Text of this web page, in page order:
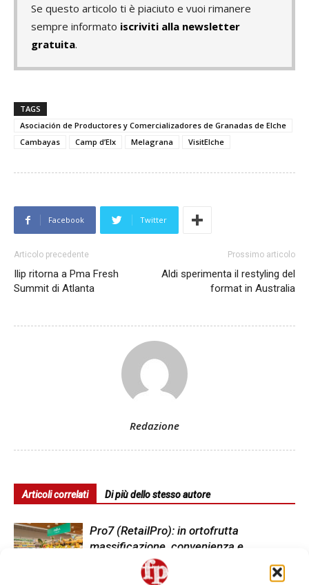
Se questo articolo ti è piaciuto e vuoi rimanere
sempre informato iscriviti alla newsletter
gratuita.
TAGS
Asociación de Productores y Comercializadores de Granadas de Elche
Cambayas
Camp d’Elx Melagrana VisitElche
Facebook Twitter
Articolo precedente
Ilip ritorna a Pma Fresh
Summit di Atlanta
Prossimo articolo
Aldi sperimenta il restyling del
format in Australia
Redazione
Articoli correlati Di più dello stesso autore
Pro7 (RetailPro): in ortofrutta
massificazione, convenienza e
profondità #Repartofresh